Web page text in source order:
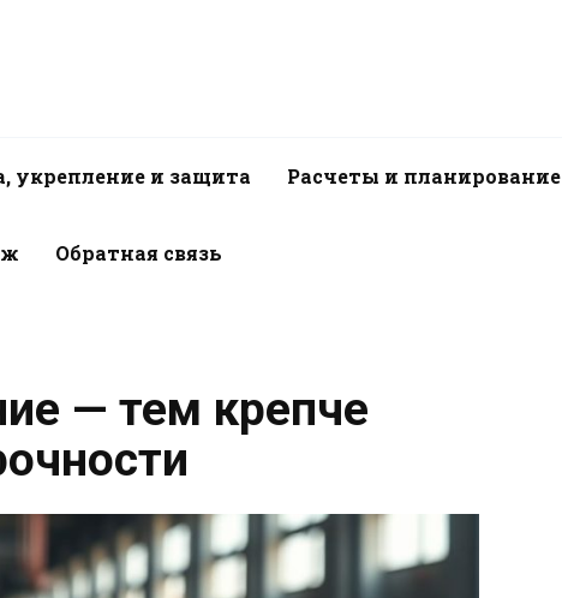
укрепление и защита Расчеты и планирование
Обратная связь
— тем крепче